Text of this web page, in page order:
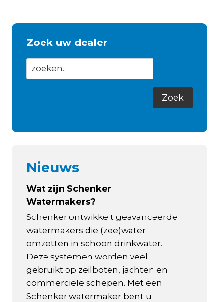
Zoek uw dealer
Nieuws
Wat zijn Schenker
Watermakers?
Schenker ontwikkelt geavanceerde
watermakers die (zee)water
omzetten in schoon drinkwater.
Deze systemen worden veel
gebruikt op zeilboten, jachten en
commerciële schepen. Met een
Schenker watermaker bent u